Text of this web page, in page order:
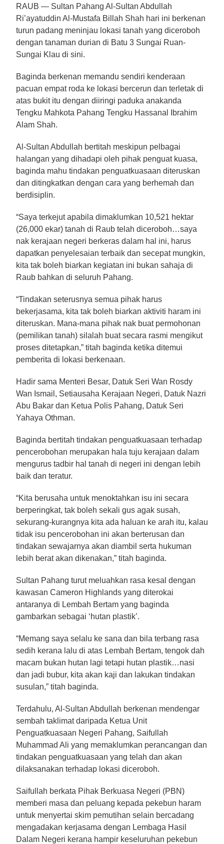
RAUB — Sultan Pahang Al-Sultan Abdullah
Ri’ayatuddin Al-Mustafa Billah Shah hari ini berkenan
turun padang meninjau lokasi tanah yang diceroboh
dengan tanaman durian di Batu 3 Sungai Ruan-
Sungai Klau di sini.
Baginda berkenan memandu sendiri kenderaan
pacuan empat roda ke lokasi bercerun dan terletak di
atas bukit itu dengan diiringi paduka anakanda
Tengku Mahkota Pahang Tengku Hassanal Ibrahim
Alam Shah.
Al-Sultan Abdullah bertitah meskipun pelbagai
halangan yang dihadapi oleh pihak penguat kuasa,
baginda mahu tindakan penguatkuasaan diteruskan
dan ditingkatkan dengan cara yang berhemah dan
berdisiplin.
“Saya terkejut apabila dimaklumkan 10,521 hektar
(26,000 ekar) tanah di Raub telah diceroboh…saya
nak kerajaan negeri berkeras dalam hal ini, harus
dapatkan penyelesaian terbaik dan secepat mungkin,
kita tak boleh biarkan kegiatan ini bukan sahaja di
Raub bahkan di seluruh Pahang.
“Tindakan seterusnya semua pihak harus
bekerjasama, kita tak boleh biarkan aktiviti haram ini
diteruskan. Mana-mana pihak nak buat permohonan
(pemilikan tanah) silalah buat secara rasmi mengikut
proses ditetapkan,” titah baginda ketika ditemui
pemberita di lokasi berkenaan.
Hadir sama Menteri Besar, Datuk Seri Wan Rosdy
Wan Ismail, Setiausaha Kerajaan Negeri, Datuk Nazri
Abu Bakar dan Ketua Polis Pahang, Datuk Seri
Yahaya Othman.
Baginda bertitah tindakan penguatkuasaan terhadap
pencerobohan merupakan hala tuju kerajaan dalam
mengurus tadbir hal tanah di negeri ini dengan lebih
baik dan teratur.
“Kita berusaha untuk menoktahkan isu ini secara
berperingkat, tak boleh sekali gus agak susah,
sekurang-kurangnya kita ada haluan ke arah itu, kalau
tidak isu pencerobohan ini akan berterusan dan
tindakan sewajarnya akan diambil serta hukuman
lebih berat akan dikenakan,” titah baginda.
Sultan Pahang turut meluahkan rasa kesal dengan
kawasan Cameron Highlands yang diterokai
antaranya di Lembah Bertam yang baginda
gambarkan sebagai ‘hutan plastik’.
“Memang saya selalu ke sana dan bila terbang rasa
sedih kerana lalu di atas Lembah Bertam, tengok dah
macam bukan hutan lagi tetapi hutan plastik…nasi
dan jadi bubur, kita akan kaji dan lakukan tindakan
susulan,” titah baginda.
Terdahulu, Al-Sultan Abdullah berkenan mendengar
sembah taklimat daripada Ketua Unit
Penguatkuasaan Negeri Pahang, Saifullah
Muhammad Ali yang memaklumkan perancangan dan
tindakan penguatkuasaan yang telah dan akan
dilaksanakan terhadap lokasi diceroboh.
Saifullah berkata Pihak Berkuasa Negeri (PBN)
memberi masa dan peluang kepada pekebun haram
untuk menyertai skim pemutihan selain bercadang
mengadakan kerjasama dengan Lembaga Hasil
Dalam Negeri kerana hampir keseluruhan pekebun